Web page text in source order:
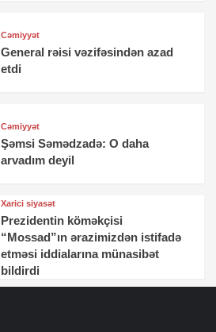
Cəmiyyət
General rəisi vəzifəsindən azad
etdi
Cəmiyyət
Şəmsi Səmədzadə: O daha
arvadım deyil
Xarici siyasət
Prezidentin köməkçisi
“Mossad”ın ərazimizdən istifadə
etməsi iddialarına münasibət
bildirdi